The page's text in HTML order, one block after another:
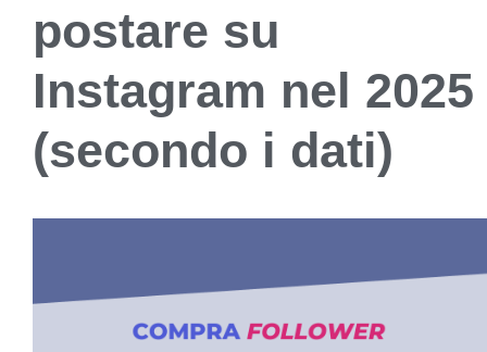
postare su
Instagram nel 2025
(secondo i dati)